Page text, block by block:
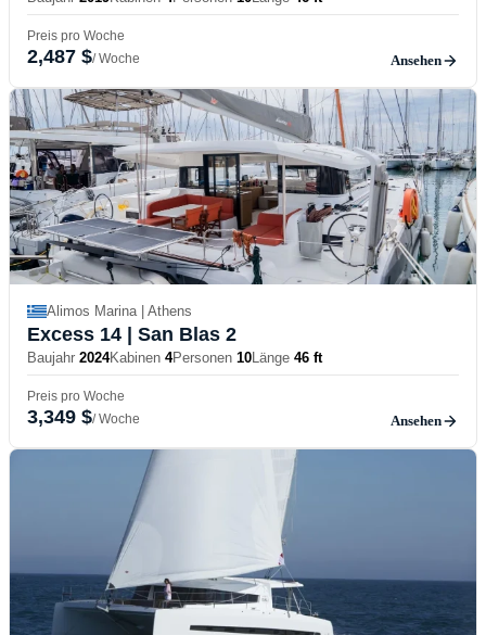
Preis pro Woche
2,487 $/ Woche Ansehen
Alimos Marina | Athens
Excess 14 | San Blas 2
Baujahr 2024Kabinen 4Personen 10Länge 46 ft
Preis pro Woche
3,349 $/ Woche Ansehen